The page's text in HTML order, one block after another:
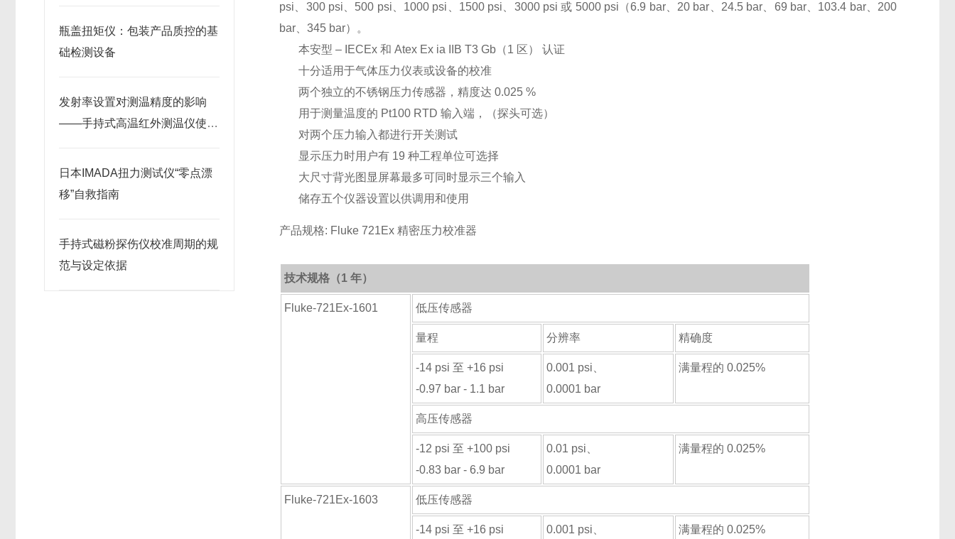
瓶盖扭矩仪：包装产品质控的基
础检测设备
发射率设置对测温精度的影响
——手持式高温红外测温仪使用
日本IMADA扭力测试仪“零点漂
移”自救指南
手持式磁粉探伤仪校准周期的规
范与设定依据
psi、300 psi、500 psi、1000 psi、1500 psi、3000 psi 或 5000 psi（6.9 bar、20 bar、24.5 bar、69 bar、103.4 bar、200
bar、345 bar）。
本安型 – IECEx 和 Atex Ex ia IIB T3 Gb（1 区） 认证
十分适用于气体压力仪表或设备的校准
两个独立的不锈钢压力传感器，精度达 0.025 %
用于测量温度的 Pt100 RTD 输入端，（探头可选）
对两个压力输入都进行开关测试
显示压力时用户有 19 种工程单位可选择
大尺寸背光图显屏幕最多可同时显示三个输入
储存五个仪器设置以供调用和使用
产品规格: Fluke 721Ex 精密压力校准器
技术规格（1 年）
Fluke-721Ex-1601 低压传感器
量程 分辨率 精确度
-14 psi 至 +16 psi
-0.97 bar - 1.1 bar
0.001 psi、
0.0001 bar
满量程的 0.025%
高压传感器
-12 psi 至 +100 psi
-0.83 bar - 6.9 bar
0.01 psi、
0.0001 bar
满量程的 0.025%
Fluke-721Ex-1603 低压传感器
-14 psi 至 +16 psi
0.001 psi、
满量程的 0.025%